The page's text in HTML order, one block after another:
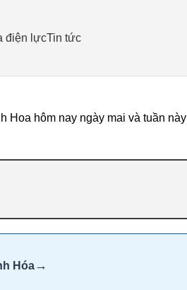
điện lựcTin tức
Hoa hôm nay ngày mai và tuần này
Hóa→